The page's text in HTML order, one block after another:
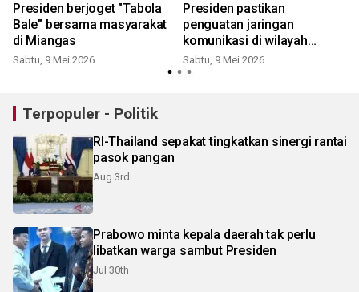
Presiden berjoget "Tabola
Bale" bersama masyarakat
di Miangas
Sabtu, 9 Mei 2026
Presiden pastikan
penguatan jaringan
komunikasi di wilayah
terluar
Sabtu, 9 Mei 2026
Terpopuler - Politik
RI-Thailand sepakat tingkatkan sinergi rantai
pasok pangan
Aug 3rd
Prabowo minta kepala daerah tak perlu
libatkan warga sambut Presiden
Jul 30th